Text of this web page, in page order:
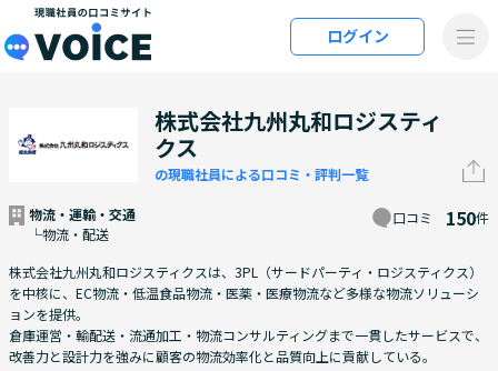
メインコンテンツにスキップ
ログイン
株式会社九州丸和ロジスティ
クス
の現職社員による口コミ・評判一覧
物流・運輸・交通
└物流・配送
口コミ 150件
株式会社九州丸和ロジスティクスは、3PL（サードパーティ・ロジスティクス）
を中核に、EC物流・低温食品物流・医薬・医療物流など多様な物流ソリューシ
ョンを提供。
倉庫運営・輸配送・流通加工・物流コンサルティングまで一貫したサービスで、
改善力と設計力を強みに顧客の物流効率化と品質向上に貢献している。